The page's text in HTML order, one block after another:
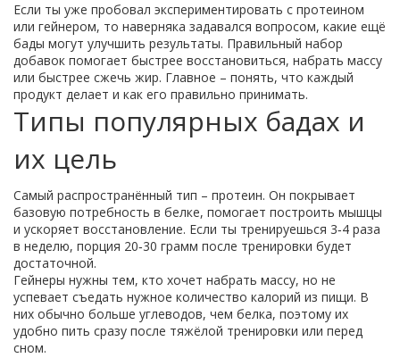
Если ты уже пробовал экспериментировать с протеином
или гейнером, то наверняка задавался вопросом, какие ещё
бады могут улучшить результаты. Правильный набор
добавок помогает быстрее восстановиться, набрать массу
или быстрее сжечь жир. Главное – понять, что каждый
продукт делает и как его правильно принимать.
Типы популярных бадах и
их цель
Самый распространённый тип – протеин. Он покрывает
базовую потребность в белке, помогает построить мышцы
и ускоряет восстановление. Если ты тренируешься 3‑4 раза
в неделю, порция 20‑30 грамм после тренировки будет
достаточной.
Гейнеры нужны тем, кто хочет набрать массу, но не
успевает съедать нужное количество калорий из пищи. В
них обычно больше углеводов, чем белка, поэтому их
удобно пить сразу после тяжёлой тренировки или перед
сном.